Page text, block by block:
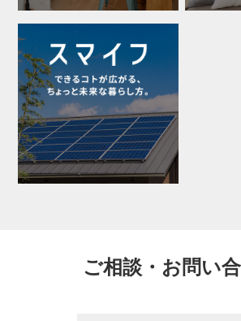
ご相談・お問い